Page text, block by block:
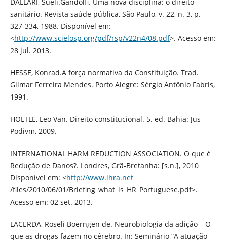
DALLARI, Sueli.Gandolfi. Uma nova disciplina: o direito
sanitário. Revista saúde pública, São Paulo, v. 22, n. 3, p.
327-334, 1988. Disponível em:
<http://www.scielosp.org/pdf/rsp/v22n4/08.pdf>. Acesso em:
28 jul. 2013.
HESSE, Konrad.A força normativa da Constituição. Trad.
Gilmar Ferreira Mendes. Porto Alegre: Sérgio Antônio Fabris,
1991.
HOLTLE, Leo Van. Direito constitucional. 5. ed. Bahia: Jus
Podivm, 2009.
INTERNATIONAL HARM REDUCTION ASSOCIATION. O que é
Redução de Danos?. Londres, Grã-Bretanha: [s.n.], 2010
Disponível em: <http://www.ihra.net
/files/2010/06/01/Briefing_what_is_HR_Portuguese.pdf>.
Acesso em: 02 set. 2013.
LACERDA, Roseli Boerngen de. Neurobiologia da adição – O
que as drogas fazem no cérebro. In: Seminário “A atuação